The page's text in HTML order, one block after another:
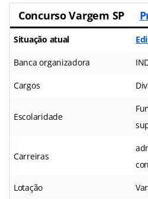
Concurso Vargem SP
Situação atual
Banca organizadora
Cargos
Escolaridade
Carreiras
Lotação